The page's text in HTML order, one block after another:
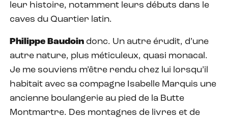
leur histoire, notamment leurs débuts dans le
caves du Quartier latin.
Philippe Baudoin donc. Un autre érudit, d’une
autre nature, plus méticuleux, quasi monacal.
Je me souviens m’être rendu chez lui lorsqu’il
habitait avec sa compagne Isabelle Marquis une
ancienne boulangerie au pied de la Butte
Montmartre. Des montagnes de livres et de